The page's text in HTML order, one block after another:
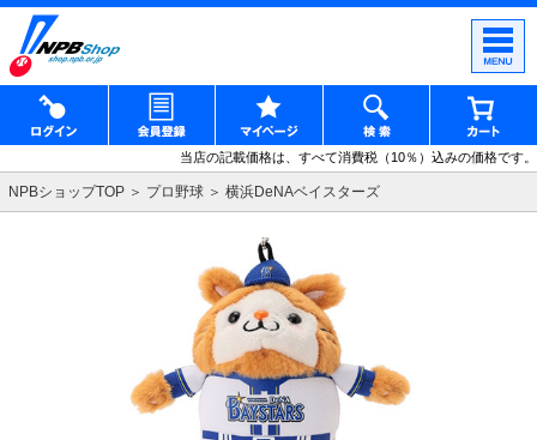
当店の記載価格は、すべて消費税（10％）込みの価格です。
NPBショップTOP プロ野球 横浜DeNAベイスターズ